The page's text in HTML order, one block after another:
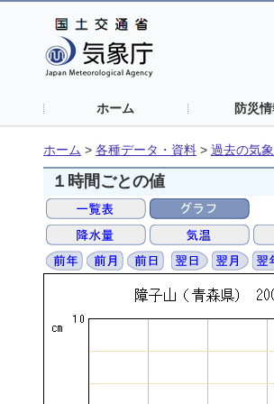
ホーム 防災
ホーム > 各種データ・資料 > 過去の気
１時間ごとの値